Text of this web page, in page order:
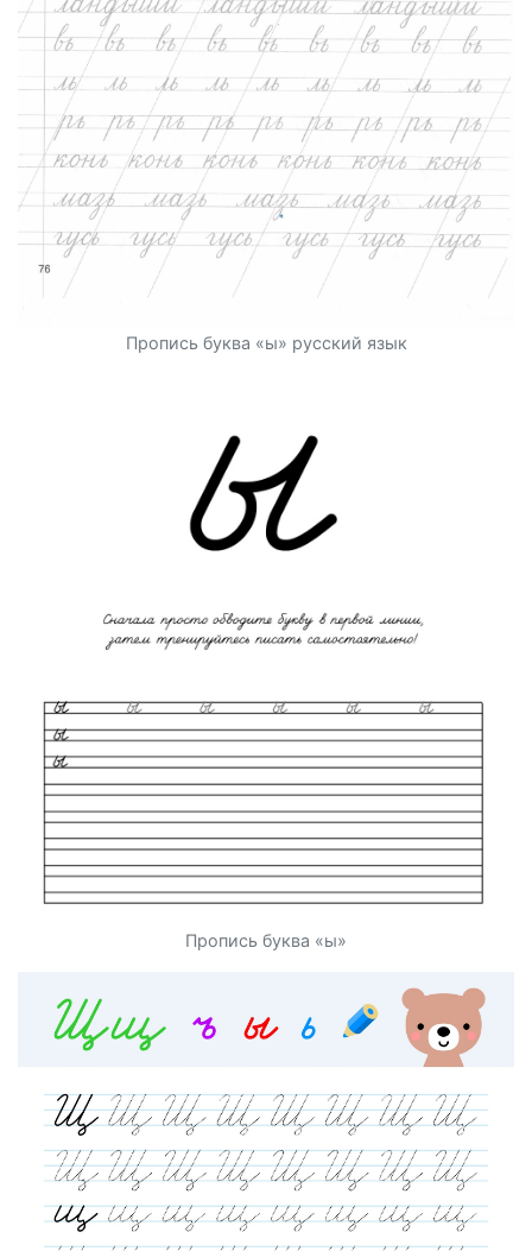
Пропись буква «ы» русский язык
Пропись буква «ы»